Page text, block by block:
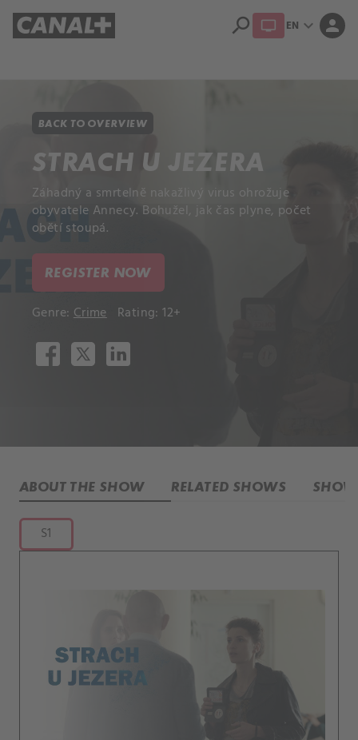
search EN expand_more person
BACK TO OVERVIEW
STRACH U JEZERA
Záhadný a smrtelně nakažlivý virus ohrožuje
obyvatele Annecy. Bohužel, jak čas plyne, počet
obětí stoupá.
REGISTER NOW
Genre: Crime Rating: 12+
ABOUT THE SHOW RELATED SHOWS
S1